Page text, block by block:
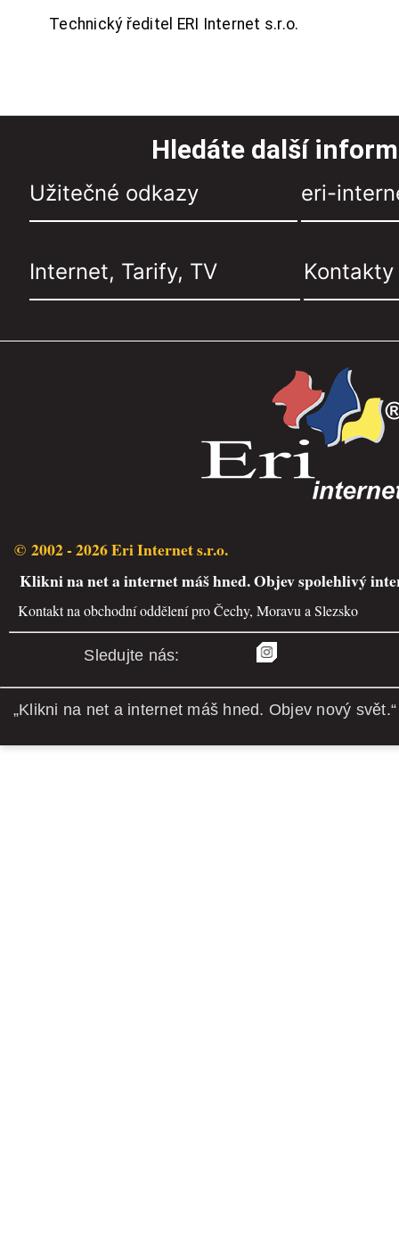
Technický ředitel ERI Internet s.r.o.
Hledáte další
Užitečné odkazy eri-
Internet, Tarify, TV Kontakty
© 2002 - 2026 Eri Internet s.r.o.
Klikni na net a internet máš hned. Objev spolehlivý
Kontakt na obchodní oddělení pro Čechy, Moravu a Slezsko
Sledujte nás:
„Klikni na net a internet máš hned. Objev nový svět.“